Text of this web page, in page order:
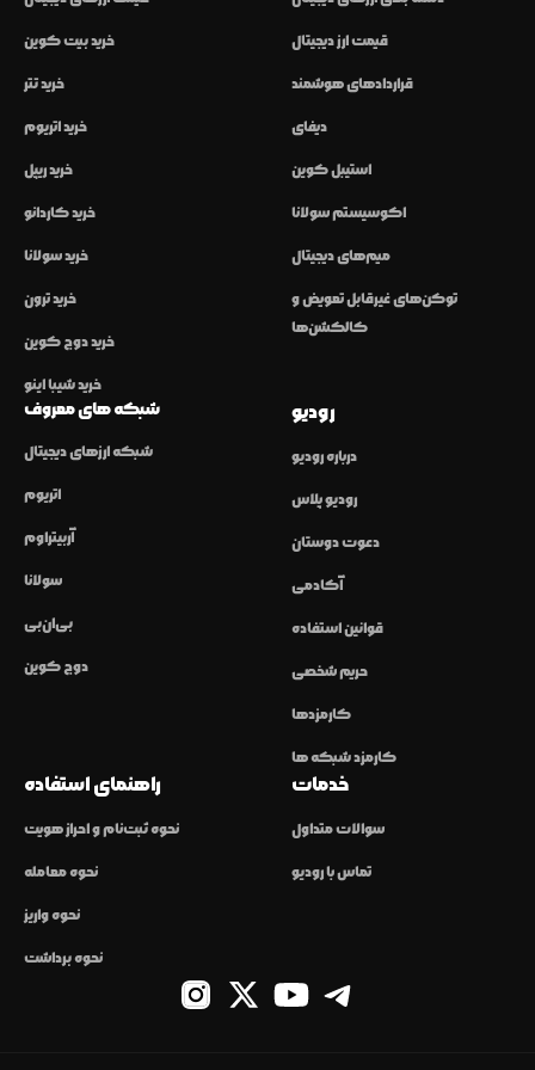
خرید بیت کوین
خرید تتر
خرید اتریوم
خرید ریپل
خرید کاردانو
خرید سولانا
خرید ترون
خرید دوج کوین
خرید شیبا اینو
قیمت ارز دیجیتال
قراردادهای هوشمند
دیفای
استیبل کوین
اکوسیستم سولانا
میم‌های دیجیتال
توکن‌های غیرقابل تعویض و
کالکشن‌ها
شبکه های معروف
شبکه ارزهای دیجیتال
اتریوم
آربیتراوم
سولانا
بی‌ان‌بی
دوج کوین
رودیو
درباره رودیو
رودیو پلاس
دعوت دوستان
آکادمی
قوانین استفاده
حریم شخصی
کارمزدها
کارمزد شبکه ها
راهنمای استفاده
نحوه ثبت‌نام و احراز هویت
نحوه معامله
نحوه واریز
نحوه برداشت
خدمات
سوالات متداول
تماس با رودیو